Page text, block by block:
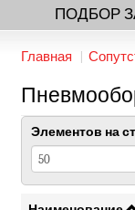
ПОДБОР
Главная
Элементов на